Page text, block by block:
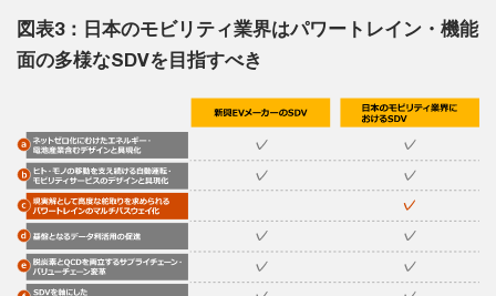
図表3：日本のモビリティ業界はパワートレイン・機能
面の多様なSDVを目指すべき